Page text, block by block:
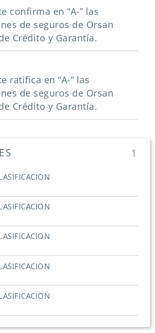
confirma en “A-” las
de seguros de Orsan
Crédito y Garantía.
ratifica en “A-” las
de seguros de Orsan
Crédito y Garantía.
1